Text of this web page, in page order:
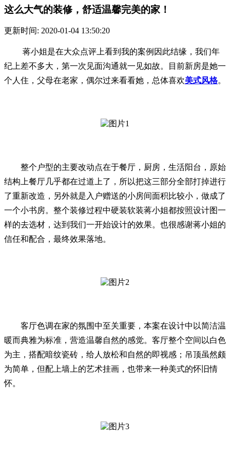
这么大气的装修，舒适温馨完美的家！
更新时间: 2020-01-04 13:50:20
蒋小姐是在大众点评上看到我的案例因此结缘，我们年
纪上差不多大，第一次见面沟通就一见如故。目前新房是她一
个人住，父母在老家，偶尔过来看看她，总体喜欢美式风格。
整个户型的主要改动点在于餐厅，厨房，生活阳台，原始
结构上餐厅几乎都在过道上了，所以把这三部分全部打掉进行
了重新改造，另外就是入户赠送的小房间面积比较小，做成了
一个小书房。整个装修过程中硬装软装蒋小姐都按照设计图一
样的去选材，达到我们一开始设计的效果。也很感谢蒋小姐的
信任和配合，最终效果落地。
客厅色调在家的氛围中至关重要，本案在设计中以简洁温
暖而典雅为标准，营造温馨自然的感觉。客厅整个空间以白色
为主，搭配暗纹瓷砖，给人放松和自然的即视感；吊顶虽然颇
为简单，但配上墙上的艺术挂画，也带来一种美式的怀旧情
怀。